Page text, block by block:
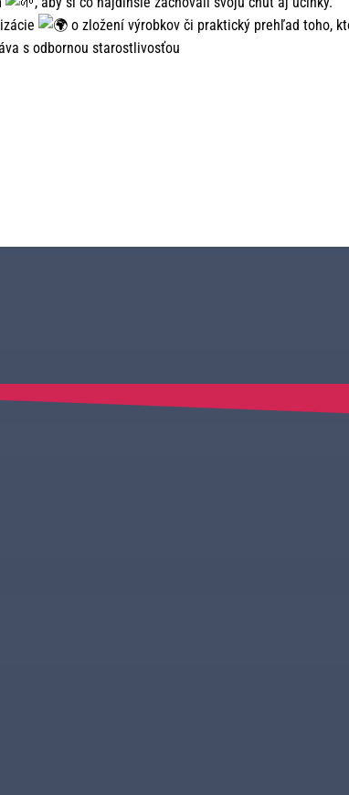
o zložení výrobkov či praktický prehľad toho,
s odbornou starostlivosťou